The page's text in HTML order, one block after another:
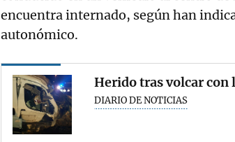
encuentra internado, según han
autonómico.
Herido tras volcar
DIARIO DE NOTICIAS